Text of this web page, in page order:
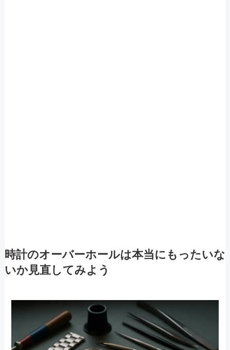
時計のオーバーホールは本当にもったいな
いか見直してみよう